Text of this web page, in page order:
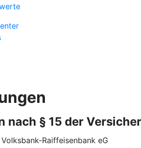
nach § 15 der
Raiffeisenbank eG